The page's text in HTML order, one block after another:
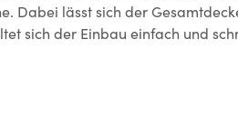
Dabei lässt sich der
sich der Einbau einfach und